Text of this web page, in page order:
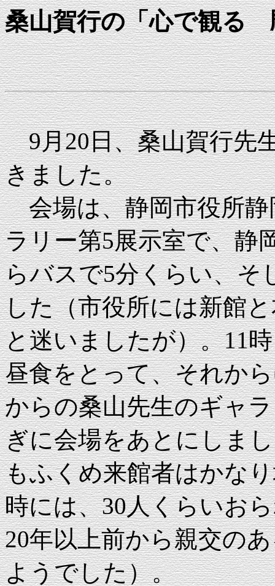
桑山賀行の「心で観る
9月20日、桑山賀行先
きました。
会場は、静岡市役所静
ラリー第5展示室で、静
らバスで5分くらい、そ
した（市役所には新館
と迷いましたが）。11
昼食をとって、それか
からの桑山先生のギャ
ぎに会場をあとにしま
もふくめ来館者はかな
時には、30人くらいお
20年以上前から親交の
ようでした）。